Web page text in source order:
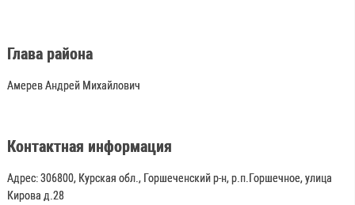
Глава района
Амерев Андрей Михайлович
Контактная информация
Адрес: 306800, Курская обл., Горшеченский р-н, р.п.Горшечное, улица
Кирова д.28